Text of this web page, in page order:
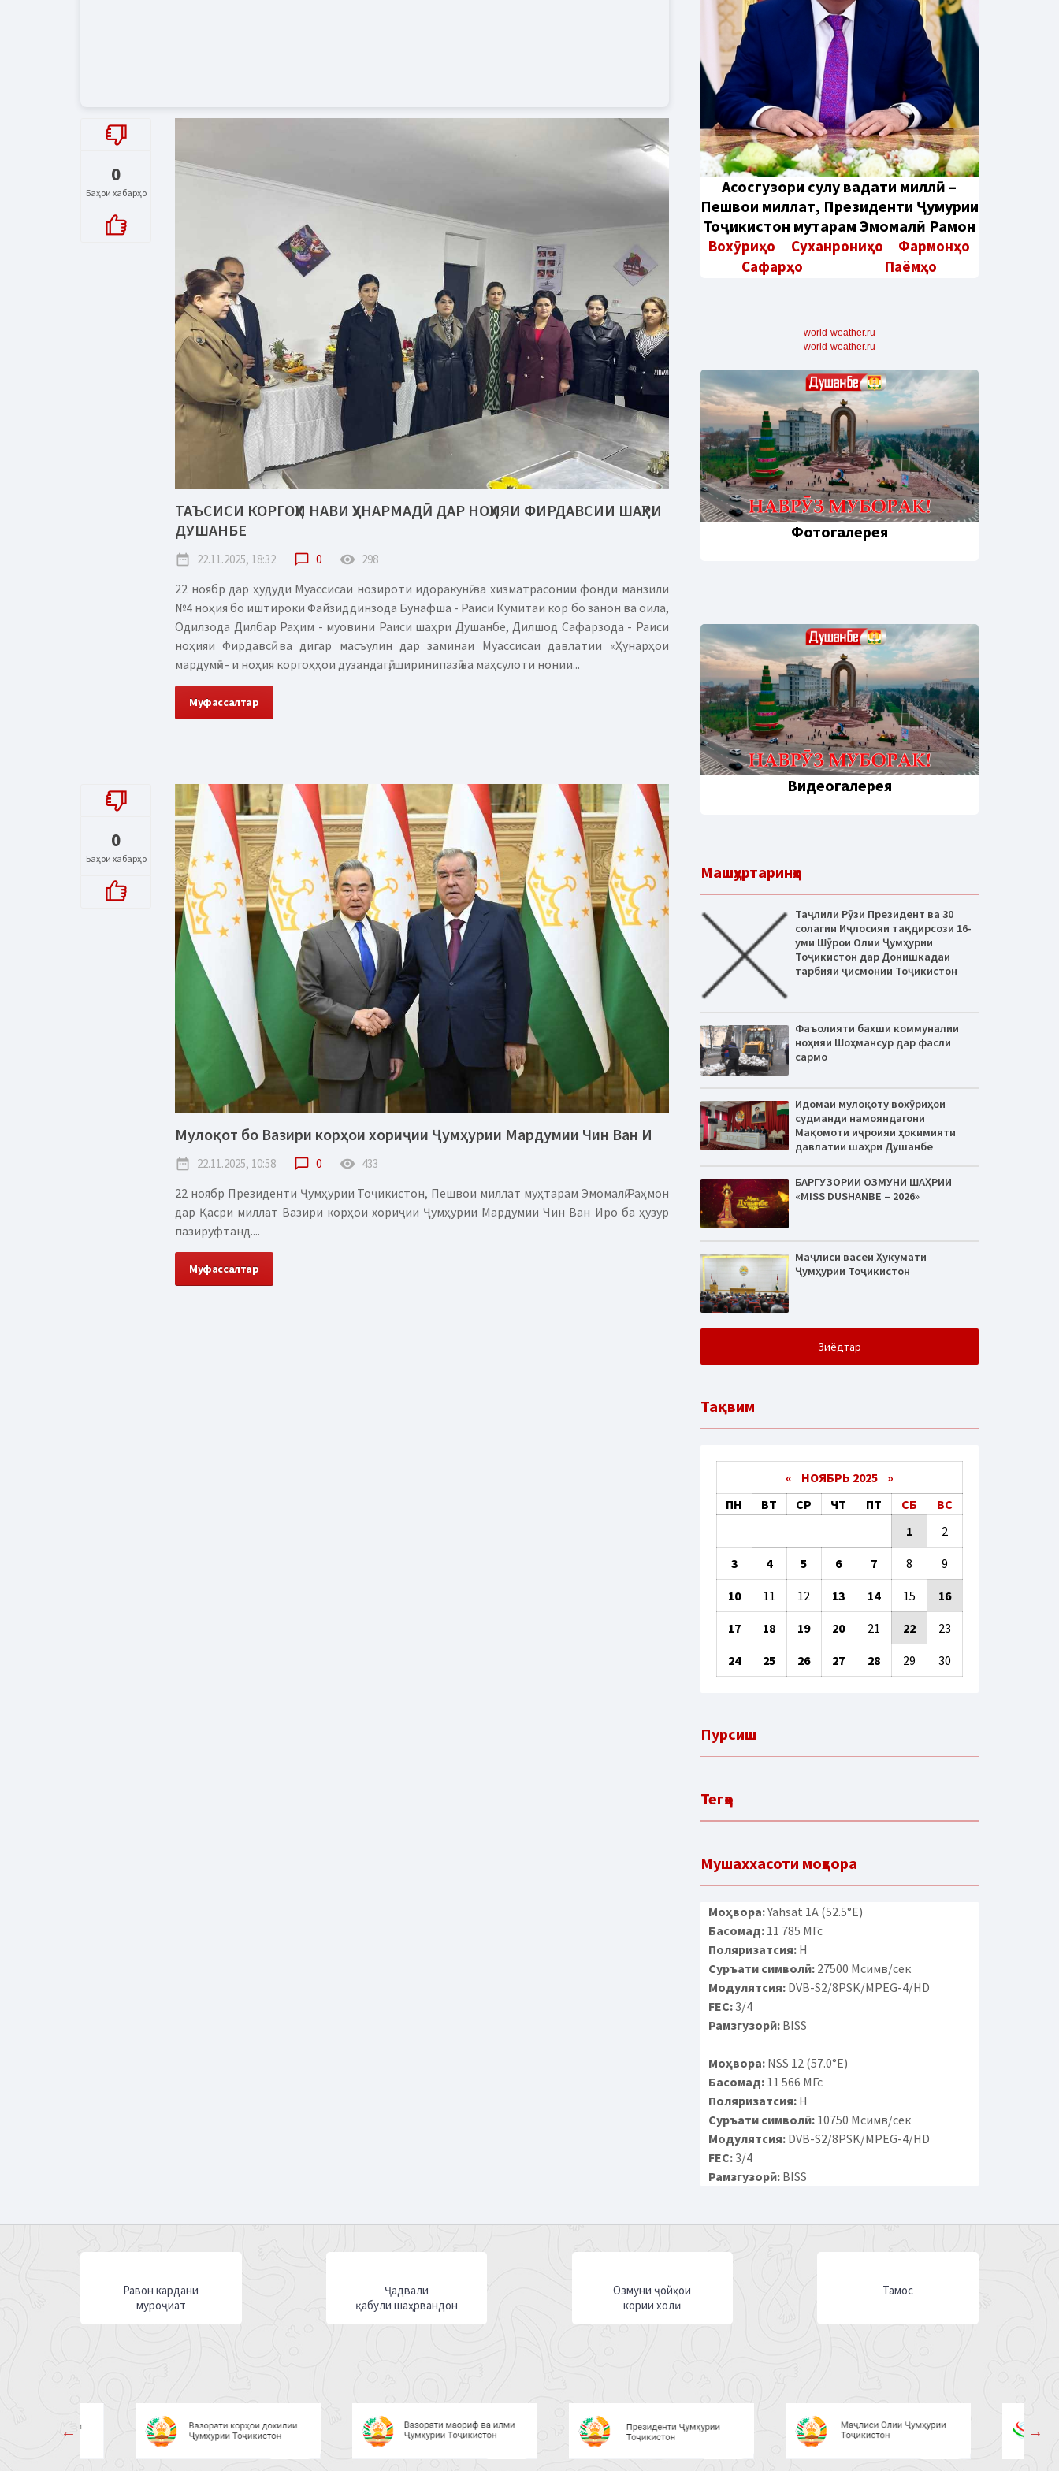
0
Баҳои хабарҳо
ТАЪСИСИ КОРГОҲИ НАВИ ҲУНАРМАДӢ ДАР НОҲИЯИ ФИРДАВСИИ ШАҲРИ
ДУШАНБЕ
date_range 22.11.2025, 18:32 chat_bubble_outline 0 remove_red_eye 298
22 ноябр дар ҳудуди Муассисаи нозироти идоракунӣ ва хизматрасонии фонди манзили
№4 ноҳия бо иштироки Файзиддинзода Бунафша - Раиси Кумитаи кор бо занон ва оила,
Одилзода Дилбар Раҳим - муовини Раиси шаҳри Душанбе, Дилшод Сафарзода - Раиси
ноҳияи Фирдавсӣ ва дигар масъулин дар заминаи Муассисаи давлатии «Ҳунарҳои
мардумӣ» - и ноҳия коргоҳҳои дузандагӣ, ширинипазӣ ва маҳсулоти нонии...
Муфассалтар
0
Баҳои хабарҳо
Мулоқот бо Вазири корҳои хориҷии Ҷумҳурии Мардумии Чин Ван И
date_range 22.11.2025, 10:58 chat_bubble_outline 0 remove_red_eye 433
22 ноябр Президенти Ҷумҳурии Тоҷикистон, Пешвои миллат муҳтарам Эмомалӣ Раҳмон
дар Қасри миллат Вазири корҳои хориҷии Ҷумҳурии Мардумии Чин Ван Иро ба ҳузур
пазируфтанд....
Муфассалтар
Aсосгузори сулҳу ваҳдати миллӣ –
Пешвои миллат, Президенти Ҷумҳурии
Тоҷикистон муҳтарам Эмомалӣ Раҳмон
Вохӯриҳо Суханрониҳо
Фармонҳо
Сафарҳо
Паёмҳо
world-weather.ru
world-weather.ru
Фотогалерея
Видеогалерея
Машҳуртаринҳо
Таҷлили Рӯзи Президент ва 30
солагии Иҷлосияи тақдирсози 16-
уми Шӯрои Олии Ҷумҳурии
Тоҷикистон дар Донишкадаи
тарбияи ҷисмонии Тоҷикистон
Фаъолияти бахши коммуналии
ноҳияи Шоҳмансур дар фасли
сармо
Идомаи мулоқоту вохӯриҳои
судманди намояндагони
Мақомоти иҷроияи ҳокимияти
давлатии шаҳри Душанбе
БАРГУЗОРИИ ОЗМУНИ ШАҲРИИ
«MISS DUSHANBE – 2026»
Маҷлиси васеи Ҳукумати
Ҷумҳурии Тоҷикистон
Зиёдтар
Тақвим
« НОЯБРЬ 2025 »
ПН
ВТ СР ЧТ ПТ СБ
ВС
1
2
3 4 5 6 7 8 9
10 11 12 13 14 15 16
17 18 19 20 21 22 23
24 25 26 27 28 29 30
Пурсиш
Тегҳо
Мушаххасоти моҳвора
Моҳвора:Yahsat 1A (52.5°E)
Басомад:11 785 МГс
Поляризатсия:H
Суръати символӣ:27500 Мсимв/сек
Модулятсия:DVB-S2/8PSK/MPEG-4/HD
FEC:3/4
Рамзгузорӣ:BISS
Моҳвора:NSS 12 (57.0°E)
Басомад:11 566 МГс
Поляризатсия:H
Суръати символӣ:10750 Мсимв/сек
Модулятсия:DVB-S2/8PSK/MPEG-4/HD
FEC:3/4
Рамзгузорӣ:BISS
Равон кардани
муроҷиат
Ҷадвали
қабули шаҳрвандон
Озмуни ҷойҳои
кории холӣ
Тамос